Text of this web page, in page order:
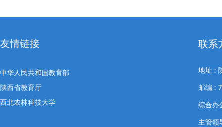
友情链接
中华人民共和国教育部
陕西省教育厅
西北农林科技大学
联系
地址 :
邮编 :
综合办
主管